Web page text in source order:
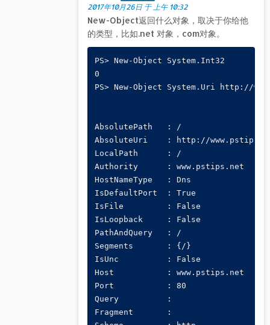
2017年10月26日 于 上午 10:32
New-Object返回什么对象，取决于你给他
的类型，比如.net 对象，com对象。
PS> New-Object System.Int32
0
PS> New-Object System.Uri http://
AbsolutePath   : /
AbsoluteUri    : http://
LocalPath      : /
Authority      : www.pstips.net
HostNameType   : Dns
IsDefaultPort  : True
IsFile         : False
IsLoopback     : False
PathAndQuery   : /
Segments       : {/}
IsUnc          : False
Host           : www.pstips.net
Port           : 80
Query          :
Fragment       :